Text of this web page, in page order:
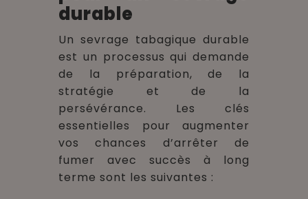
durable
Un sevrage tabagique durable
est un processus qui demande
de la préparation, de la
stratégie et de la
persévérance. Les clés
essentielles pour augmenter
vos chances d’arrêter de
fumer avec succès à long
terme sont les suivantes :